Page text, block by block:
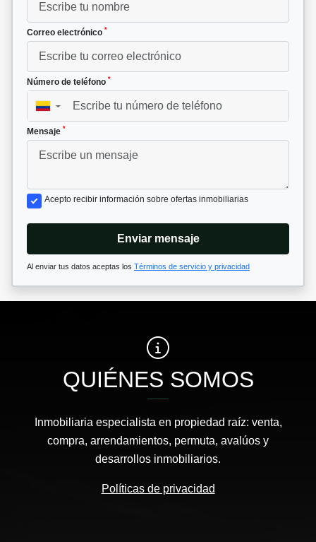
Correo electrónico *
Número de teléfono *
▼
Mensaje *
Acepto recibir información sobre ofertas inmobiliarias
Enviar mensaje
Al enviar tus datos aceptas los Términos de servicio y privacidad
QUIÉNES SOMOS
Inmobiliaria especialista en propiedad raíz: venta,
compra, arrendamientos, permuta, avalúos y
desarrollos inmobiliarios.
Políticas de privacidad